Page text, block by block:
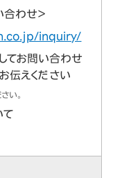
合わせ＞
inquiry/
てお問い合わせ
伝えください
い。
て